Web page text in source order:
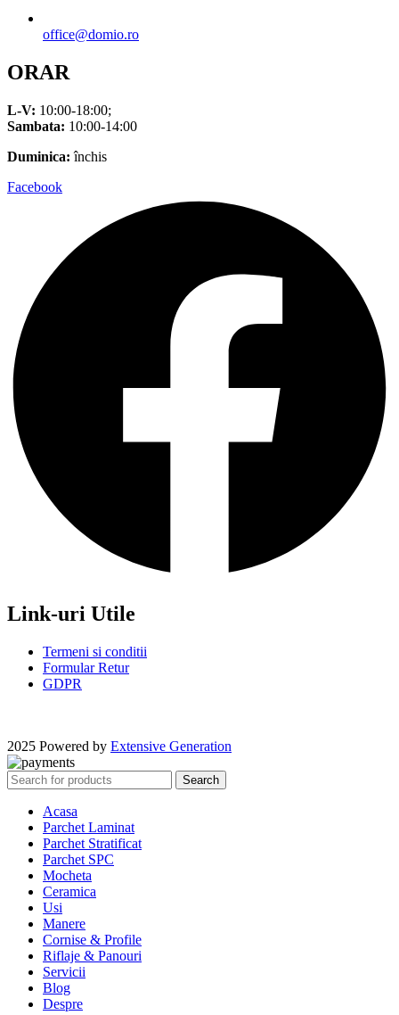
office@domio.ro
ORAR
L-V: 10:00-18:00;
Sambata: 10:00-14:00
Duminica: închis
Facebook
Link-uri Utile
Termeni si conditii
Formular Retur
GDPR
2025 Powered by Extensive Generation
Search
Acasa
Parchet Laminat
Parchet Stratificat
Parchet SPC
Mocheta
Ceramica
Usi
Manere
Cornise & Profile
Riflaje & Panouri
Servicii
Blog
Despre